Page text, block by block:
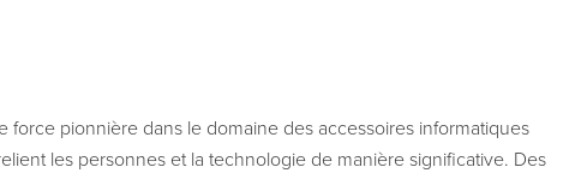
force pionnière dans le domaine des accessoires informatiques
les personnes et la technologie de manière significative. Des